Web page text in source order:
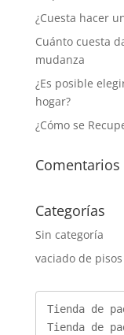
¿Cuesta hacer
Cuánto cuesta
mudanza
¿Es posible
hogar?
¿Cómo se
Categorías
Sin categoría
vaciado de pisos
Tienda de
Tienda de